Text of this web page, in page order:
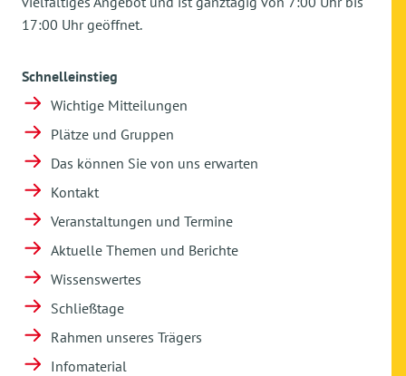
17:00 Uhr geöffnet.
Schnelleinstieg
Wichtige Mitteilungen
Plätze und Gruppen
Das können Sie von uns erwarten
Kontakt
Veranstaltungen und Termine
Aktuelle Themen und Berichte
Wissenswertes
Schließtage
Rahmen unseres Trägers
Infomaterial